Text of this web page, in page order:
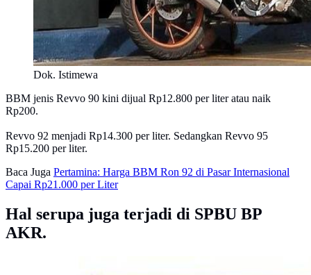
Dok. Istimewa
BBM jenis Revvo 90 kini dijual Rp12.800 per liter atau naik
Rp200.
Revvo 92 menjadi Rp14.300 per liter. Sedangkan Revvo 95
Rp15.200 per liter.
Baca Juga Pertamina: Harga BBM Ron 92 di Pasar Internasional
Capai Rp21.000 per Liter
Hal serupa juga terjadi di SPBU BP
AKR.